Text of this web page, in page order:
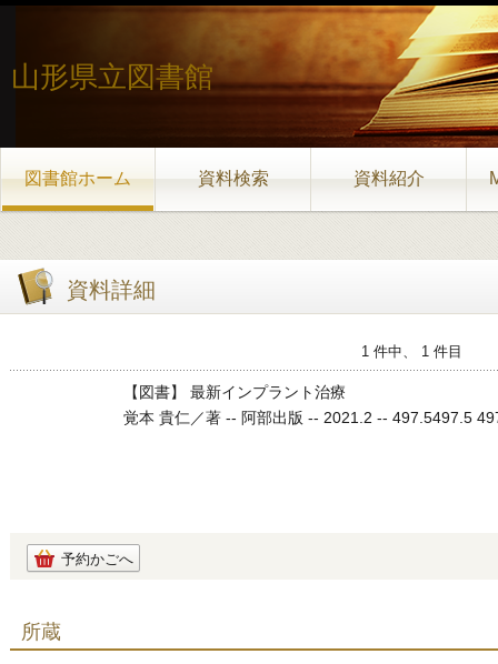
山形県立図書館
図書館ホーム 資料検索 資料紹介
資料詳細
1 件中、 1 件目
【図書】 最新インプラント治療
覚本 貴仁／著 -- 阿部出版 -- 2021.2 -- 497.5497.5
予約かごへ
所蔵